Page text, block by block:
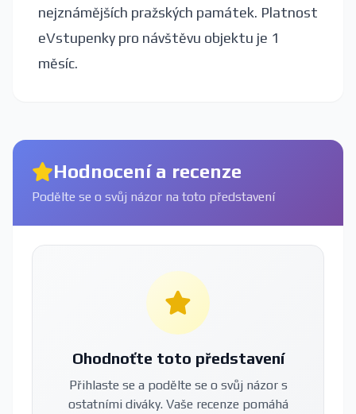
nejznámějších pražských památek. Platnost
eVstupenky pro návštěvu objektu je 1
měsíc.
Hodnocení a recenze
Podělte se o svůj názor na toto představení
Ohodnoťte toto představení
Přihlaste se a podělte se o svůj názor s
ostatními diváky. Vaše recenze pomáhá